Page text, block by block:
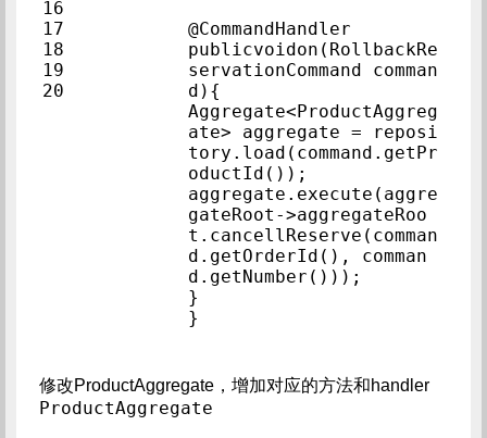
17
18
19
20
publicvoidon(RollbackRe
servationCommand comman
d){
Aggregate<ProductAggreg
ate> aggregate = reposi
tory.load(command.getPr
oductId());
aggregate.execute(aggre
gateRoot->aggregateRoo
t.cancellReserve(comman
d.getOrderId(), comman
}
}
修改ProductAggregate，增加对应的方法和handler
ProductAggregate